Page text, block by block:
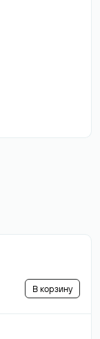
В корзину